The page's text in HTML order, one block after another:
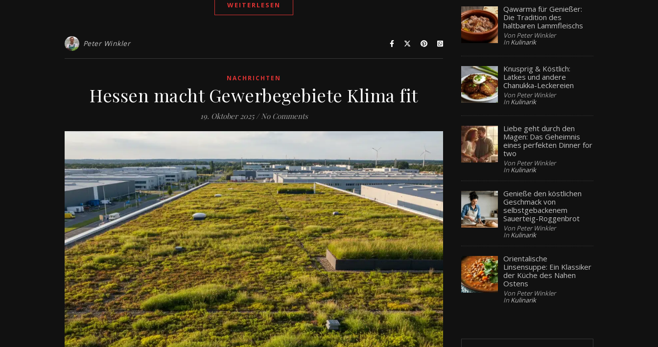
WEITERLESEN
Peter Winkler
NACHRICHTEN
Hessen macht Gewerbegebiete Klima fit
19. Oktober 2025 / No Comments
Qawarma für Genießer:
Die Tradition des
haltbaren Lammfleischs
Von Peter Winkler
In Kulinarik
Knusprig & Köstlich:
Latkes und andere
Chanukka-Leckereien
Von Peter Winkler
In Kulinarik
Liebe geht durch den
Magen: Das Geheimnis
eines perfekten Dinner for
two
Von Peter Winkler
In Kulinarik
Genieße den köstlichen
Geschmack von
selbstgebackenem
Sauerteig-Roggenbrot
Von Peter Winkler
In Kulinarik
Orientalische
Linsensuppe: Ein Klassiker
der Küche des Nahen
Ostens
Von Peter Winkler
In Kulinarik